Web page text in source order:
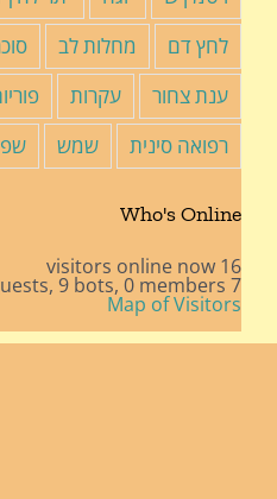
לחץ דם
מחלות לב
ענת צחור
עקרות
רפואה סינית
שמש
Who's Online
16 visitors online now
7 guests,
9 bots, 0 members
Map of Visitors